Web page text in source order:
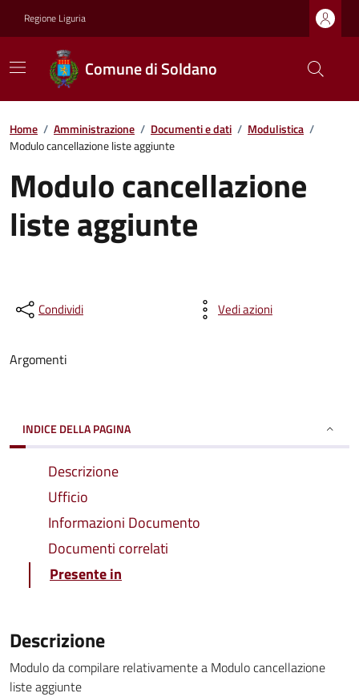
Regione Liguria
Comune di Soldano
Home / Amministrazione / Documenti e dati / Modulistica /
Modulo cancellazione liste aggiunte
Modulo cancellazione
liste aggiunte
Condividi Vedi azioni
Argomenti
INDICE DELLA PAGINA
Descrizione
Ufficio
Informazioni Documento
Documenti correlati
Presente in
Descrizione
Modulo da compilare relativamente a Modulo cancellazione
liste aggiunte